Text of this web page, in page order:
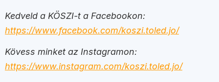
Kedveld a KÖSZI-t a Facebookon:
https://www.facebook.com/koszi.toled.jo/
Kövess minket az Instagramon:
https://www.instagram.com/koszi.toled.jo/